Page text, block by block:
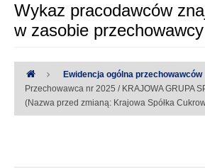
Wykaz pracodawców
w zasobie
Ewidencja ogólna przechowawców
Przechowawca nr 2025 / KRAJOWA GRUPA
(Nazwa przed zmianą: Krajowa Spółka